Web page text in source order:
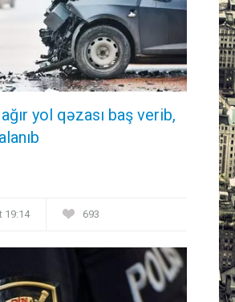
ağır yol qəzası baş verib,
19:14 693